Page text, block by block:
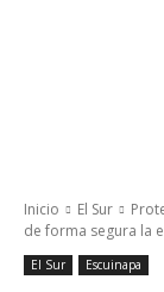
Inicio El Sur
de forma segura la
El Sur Escuinapa